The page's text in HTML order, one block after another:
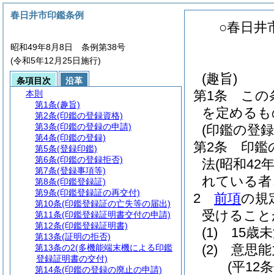
○春日井
(趣旨)
第1条
この
を定める
(印鑑の登
第2条
印鑑
法(昭和42
れている
2
前項の規
受けるこ
(1)
15歳
(2)
意思
(平12
春日井市印鑑条例
昭和49年8月8日 条例第38号
(令和5年12月25日施行)
条項目次
沿革
本則
第1条(趣旨)
第2条(印鑑の登録資格)
第3条(印鑑の登録の申請)
第4条(印鑑の登録)
第5条(登録印鑑)
第6条(印鑑の登録拒否)
第7条(登録事項等)
第8条(印鑑登録証)
第9条(印鑑登録証の再交付)
第10条(印鑑登録証の亡失等の届出)
第11条(印鑑登録証明書交付の申請)
第12条(印鑑登録証明書)
第13条(証明の拒否)
第13条の2(多機能端末機による印鑑
登録証明書の交付)
第14条(印鑑の登録の廃止の申請)